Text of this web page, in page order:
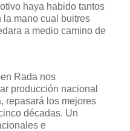
haya habido tantos
la mano cual buitres
a medio camino de
Rada nos
producción nacional
repasará los mejores
décadas. Un
e